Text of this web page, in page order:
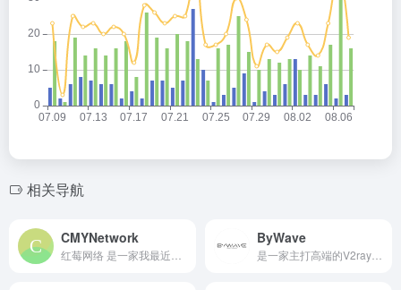
相关导航
CMYNetwork
红莓网络 是一家我最近发现一家宝藏机场，除入门套餐外采用全内网中转节点；入门套餐采用 Trojan 新协议，保证稳定性；更有回国专用套餐。经测速和日常使用，可以说是稳定高速，高峰期速度也能拉满。提供网页在线客服和工单，服务还不错。持续使用体验仍在继续跟踪。
ByWave
是一家主打高端的V2ray机场。已使用一段时间，体验良好。这家机场主要走高端，拥有阿里云/WTT/HKT等线路，且全内网中转节点，更提供有IPLC专线（专线套餐），现在我将其作为主要加速服务使用。